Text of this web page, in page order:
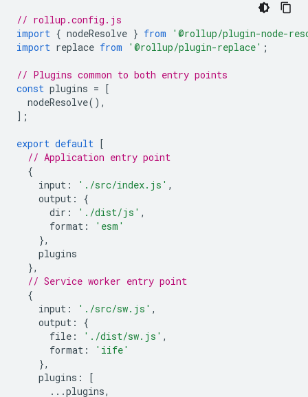
// rollup.config.js
import { nodeResolve } from
'@rollup/plugin-node-
import replace from '@rollup/plugin-replace' ;
// Plugins common to both entry points
const plugins = [
nodeResolve(),
];
export default [
// Application entry point
{
input : './src/index.js' ,
output :
{
dir : './dist/js' ,
format :
'esm'
},
plugins
},
// Service worker entry point
{
input : './src/sw.js' ,
output :
{
file : './dist/sw.js' ,
format :
'iife'
},
plugins :
[
...plugins,